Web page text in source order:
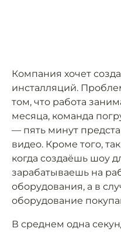
Компания хочет
инсталляций.
том, что работа
месяца, команда
— пять минут
видео. Кроме того,
когда создаёшь шоу
зарабатываешь на
оборудования, а в
оборудование
В среднем одна